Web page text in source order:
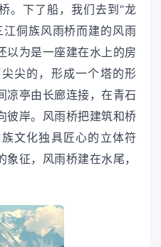
。下了船，我们去到“龙
侗族风雨桥而建的风雨
以为是一座建在水上的房
尖的，形成一个塔的形
凉亭由长廊连接，在青石
彼岸。风雨桥把建筑和桥
文化独具匠心的立体符
征，风雨桥建在水尾，